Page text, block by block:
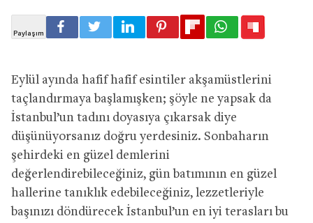
Eylül ayında hafif hafif esintiler akşamüstlerini
taçlandırmaya başlamışken; şöyle ne yapsak da
İstanbul’un tadını doyasıya çıkarsak diye
düşünüyorsanız doğru yerdesiniz. Sonbaharın
şehirdeki en güzel demlerini
değerlendirebileceğiniz, gün batımının en güzel
hallerine tanıklık edebileceğiniz, lezzetleriyle
başınızı döndürecek İstanbul’un en iyi terasları bu